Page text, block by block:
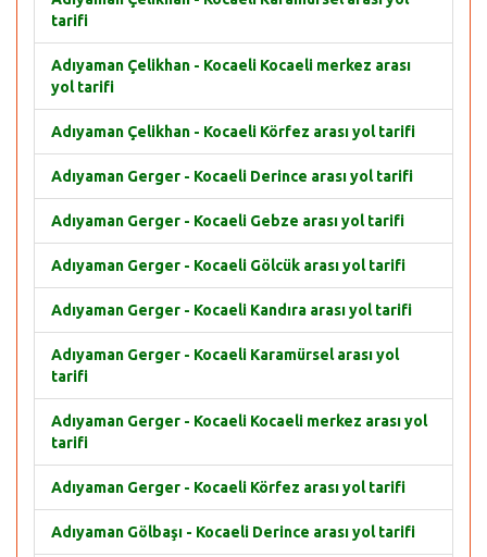
tarifi
Adıyaman Çelikhan - Kocaeli Kocaeli merkez arası
yol tarifi
Adıyaman Çelikhan - Kocaeli Körfez arası yol tarifi
Adıyaman Gerger - Kocaeli Derince arası yol tarifi
Adıyaman Gerger - Kocaeli Gebze arası yol tarifi
Adıyaman Gerger - Kocaeli Gölcük arası yol tarifi
Adıyaman Gerger - Kocaeli Kandıra arası yol tarifi
Adıyaman Gerger - Kocaeli Karamürsel arası yol
tarifi
Adıyaman Gerger - Kocaeli Kocaeli merkez arası yol
tarifi
Adıyaman Gerger - Kocaeli Körfez arası yol tarifi
Adıyaman Gölbaşı - Kocaeli Derince arası yol tarifi